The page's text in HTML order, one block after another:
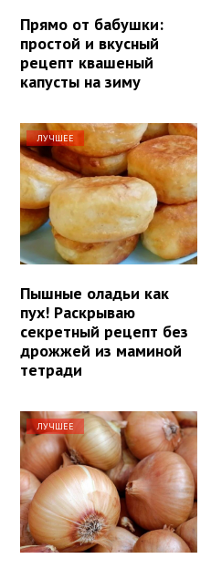
Прямо от бабушки:
простой и вкусный
рецепт квашеный
капусты на зиму
ЛУЧШЕЕ
Пышные оладьи как
пух! Раскрываю
секретный рецепт без
дрожжей из маминой
тетради
ЛУЧШЕЕ